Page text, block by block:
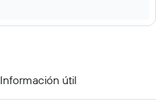
Información útil